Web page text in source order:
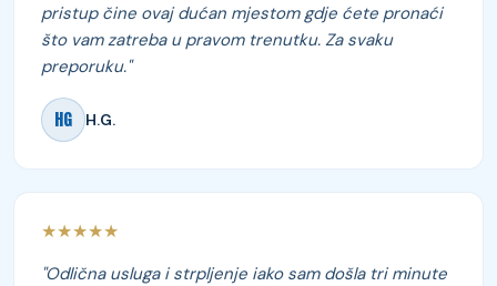
pristup čine ovaj dućan mjestom gdje ćete pronaći
što vam zatreba u pravom trenutku. Za svaku
preporuku."
HG H.G.
★★★★★
"Odlična usluga i strpljenje iako sam došla tri minute